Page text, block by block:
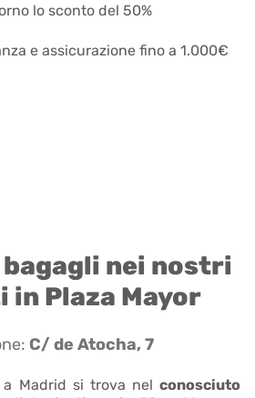
lo sconto del 50%
e assicurazione fino a 1.000€
nei nostri
in Plaza Mayor
C/ de Atocha, 7
Madrid si trova nel conosciuto